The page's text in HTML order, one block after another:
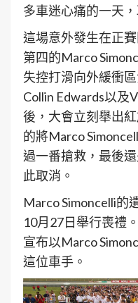
多車迷心痛的一天
這場意外發生在正
第四的Marco
失控打滑向外緩衝
Collin Edwards以及
後，大會立刻舉出
的將Marco
過一番搶救，最後
此取消。
Marco Simoncelli的
10月27日舉行喪禮
宣布以Marco
這位車手。